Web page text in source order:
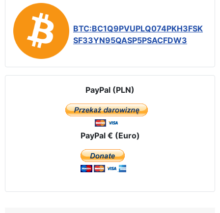
BTC:BC1Q9PVUPLQ074PKH3FSK
SF33YN95QASP5PSACFDW3
PayPal (PLN)
PayPal € (Euro)